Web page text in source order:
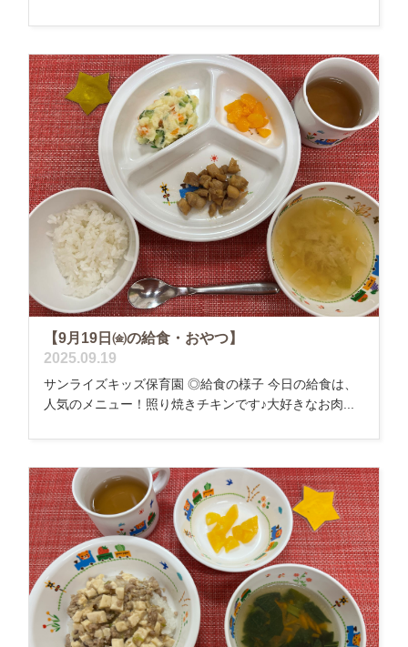
【9月19日㈮の給食・おやつ】
2025.09.19
サンライズキッズ保育園 ◎給食の様子 今日の給食は、
人気のメニュー！照り焼きチキンです♪大好きなお肉...